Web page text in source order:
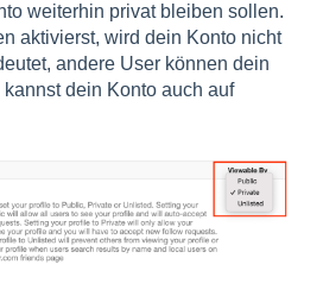
weiterhin privat bleiben sollen.
aktivierst, wird dein Konto nicht
andere User können dein
dein Konto auch auf